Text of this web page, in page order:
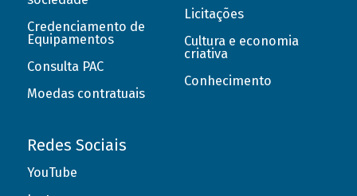
Credenciamento de
Equipamentos
Consulta PAC
Moedas contratuais
Licitações
Cultura e economia
criativa
Conhecimento
Redes Sociais
YouTube